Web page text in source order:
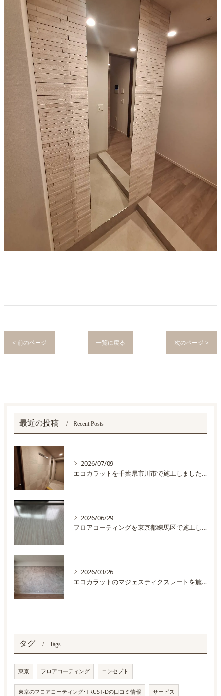
< 前のページ 一覧に戻る 次のページ >
最近の投稿 Recent Posts
2026/07/09
エコカラットを千葉県市川市で施工しました。
2026/06/29
フロアコーティングを東京都練馬区で施工しました
2026/03/26
エコカラットのマジェスティクスレートを施工しました
タグ Tags
東京 フロアコーティング コンセプト
東京のフロアコーティング･TRUST-Dの口コミ情報 サービス